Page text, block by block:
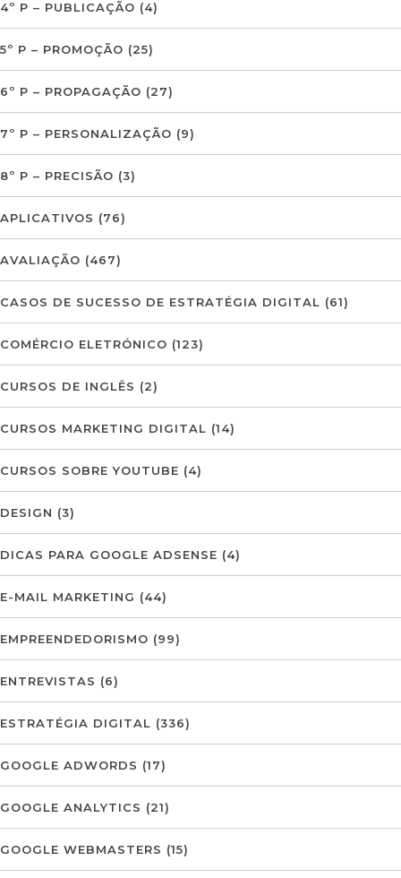
4º P – PUBLICAÇÃO (4)
5º P – PROMOÇÃO (25)
6º P – PROPAGAÇÃO (27)
7º P – PERSONALIZAÇÃO (9)
8º P – PRECISÃO (3)
APLICATIVOS (76)
AVALIAÇÃO (467)
CASOS DE SUCESSO DE ESTRATÉGIA DIGITAL (61)
COMÉRCIO ELETRÓNICO (123)
CURSOS DE INGLÊS (2)
CURSOS MARKETING DIGITAL (14)
CURSOS SOBRE YOUTUBE (4)
DESIGN (3)
DICAS PARA GOOGLE ADSENSE (4)
E-MAIL MARKETING (44)
EMPREENDEDORISMO (99)
ENTREVISTAS (6)
ESTRATÉGIA DIGITAL (336)
GOOGLE ADWORDS (17)
GOOGLE ANALYTICS (21)
GOOGLE WEBMASTERS (15)